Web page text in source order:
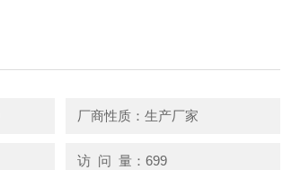
厂商性质：生产厂家
访 问 量：699